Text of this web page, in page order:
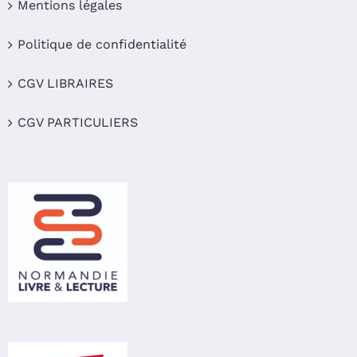
Mentions légales
Politique de confidentialité
CGV LIBRAIRES
CGV PARTICULIERS